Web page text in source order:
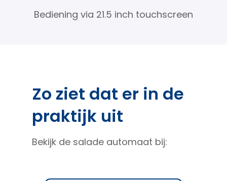
Bediening via 21.5 inch touchscreen
Zo ziet dat er in de
praktijk uit​
Bekijk de salade automaat bij: